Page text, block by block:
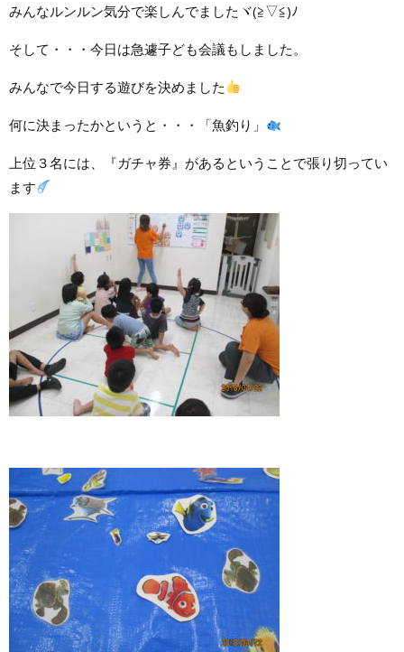
みんなルンルン気分で楽しんでましたヾ(≧▽≦)ﾉ
そして・・・今日は急遽子ども会議もしました。
みんなで今日する遊びを決めました
何に決まったかというと・・・「魚釣り」
上位３名には、『ガチャ券』があるということで張り切ってい
ます